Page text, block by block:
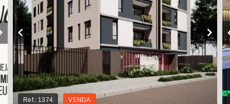
Ref.: 1374 VENDA